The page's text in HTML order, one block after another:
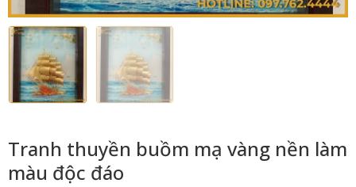
Tranh thuyền buồm mạ vàng nền làm
màu độc đáo